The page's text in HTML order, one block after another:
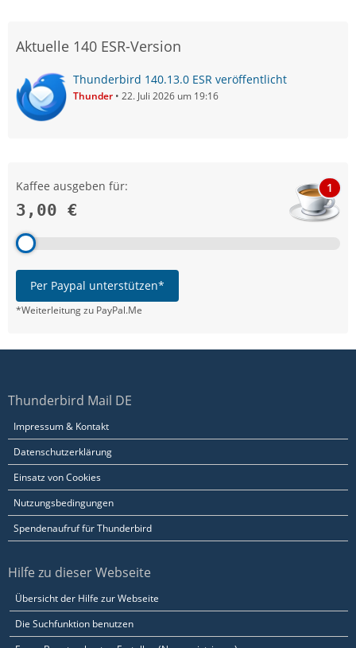
Aktuelle 140 ESR-Version
Thunderbird 140.13.0 ESR veröffentlicht
Thunder 22. Juli 2026 um 19:16
Kaffee ausgeben für:
3,00 €
1
Per Paypal unterstützen*
*Weiterleitung zu PayPal.Me
Thunderbird Mail DE
Impressum & Kontakt
Datenschutzerklärung
Einsatz von Cookies
Nutzungsbedingungen
Spendenaufruf für Thunderbird
Hilfe zu dieser Webseite
Übersicht der Hilfe zur Webseite
Die Suchfunktion benutzen